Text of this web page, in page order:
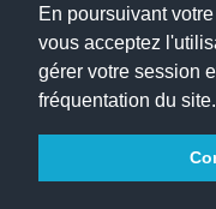
En poursuivant
vous acceptez
gérer votre session
fréquentation du site.